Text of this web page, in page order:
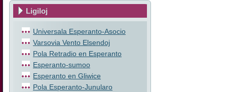
Ligiloj
Universala Esperanto-Asocio
Varsovia Vento Elsendoj
Pola Retradio en Esperanto
Esperanto-sumoo
Esperanto en Gliwice
Pola Esperanto-Junularo